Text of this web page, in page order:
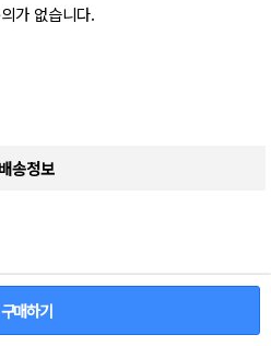
구매하기
가 없습니다.
배송정보
1~2일 제작기간 소요 )
금액이 발생할 수 있습니다.